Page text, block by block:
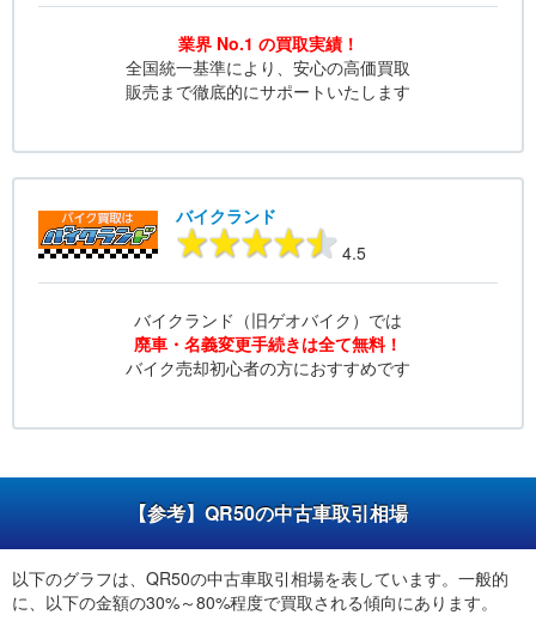
業界 No.1 の買取実績！
全国統一基準により、安心の高価買取
販売まで徹底的にサポートいたします
バイクランド
4.5
バイクランド（旧ゲオバイク）では
廃車・名義変更手続きは全て無料！
バイク売却初心者の方におすすめです
【参考】QR50の中古車取引相場
以下のグラフは、QR50の中古車取引相場を表しています。一般的
に、以下の金額の30%～80%程度で買取される傾向にあります。